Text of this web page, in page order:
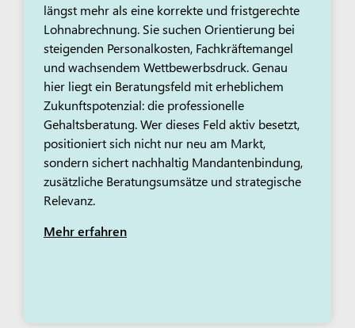
längst mehr als eine korrekte und fristgerechte
Lohnabrechnung. Sie suchen Orientierung bei
steigenden Personalkosten, Fachkräftemangel
und wachsendem Wettbewerbsdruck. Genau
hier liegt ein Beratungsfeld mit erheblichem
Zukunftspotenzial: die professionelle
Gehaltsberatung. Wer dieses Feld aktiv besetzt,
positioniert sich nicht nur neu am Markt,
sondern sichert nachhaltig Mandantenbindung,
zusätzliche Beratungsumsätze und strategische
Relevanz.
Mehr erfahren